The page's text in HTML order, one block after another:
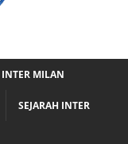
INTER MILAN
SEJARAH INTER